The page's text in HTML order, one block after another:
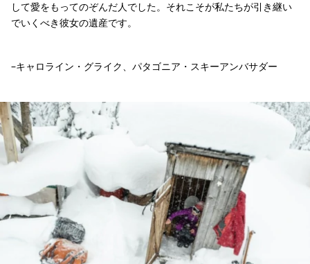
して愛をもってのぞんだ人でした。それこそが私たちが引き継い
でいくべき彼女の遺産です。
–キャロライン・グライク、パタゴニア・スキーアンバサダー